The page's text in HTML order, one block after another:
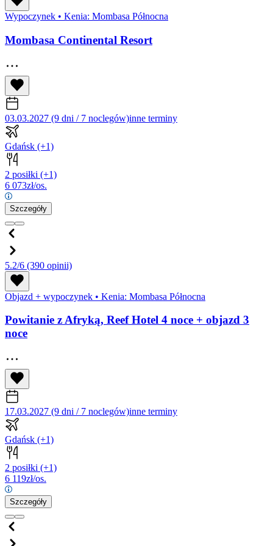
Wypoczynek • Kenia: Mombasa Północna
Mombasa Continental Resort
03.03.2027 (9 dni / 7 noclegów)inne terminy
Gdańsk (+1)
2 posiłki (+1)
6 073zł/os.
Szczegóły
5.2/6 (390 opinii)
Objazd + wypoczynek • Kenia: Mombasa Północna
Powitanie z Afryką, Reef Hotel 4 noce + objazd 3
noce
17.03.2027 (9 dni / 7 noclegów)inne terminy
Gdańsk (+1)
2 posiłki (+1)
6 119zł/os.
Szczegóły